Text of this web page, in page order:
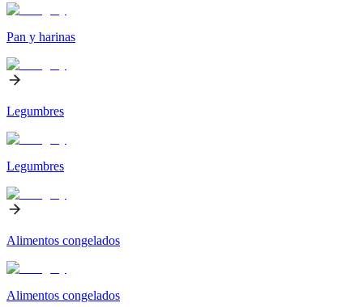
Pan y harinas
Legumbres
Legumbres
Alimentos congelados
Alimentos congelados